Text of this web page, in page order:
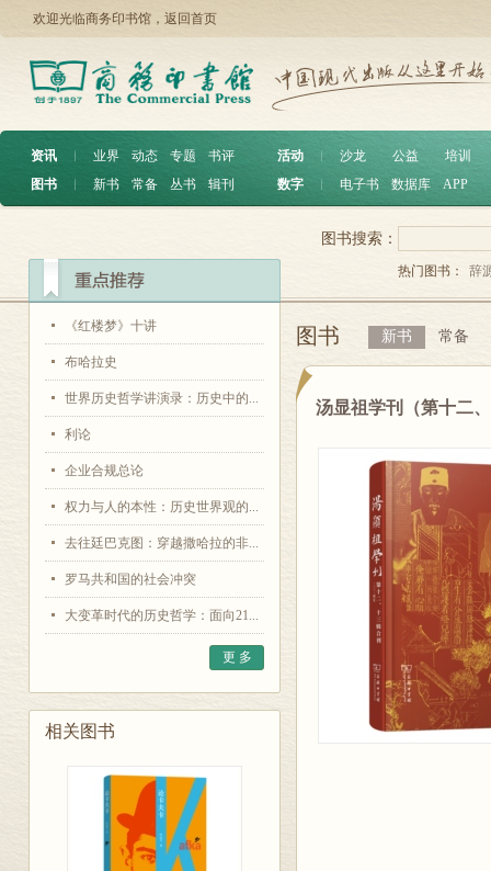
欢迎光临商务印书馆， 返回首页
资讯 ︱ 业界 动态 专题
书评
图书
︱ 新书 常备 丛书 辑刊
活动 沙龙 公益
培训
数字
电子书 数据库 APP
《红楼梦》十讲
布哈拉史
世界历史哲学讲演录：历史中的...
利论
企业合规总论
权力与人的本性：历史世界观的...
去往廷巴克图：穿越撒哈拉的非...
罗马共和国的社会冲突
大变革时代的历史哲学：面向21...
更 多
相关图书
图书搜索：
热门图书： 辞
图书 新书 常备
汤显祖学刊（第十二